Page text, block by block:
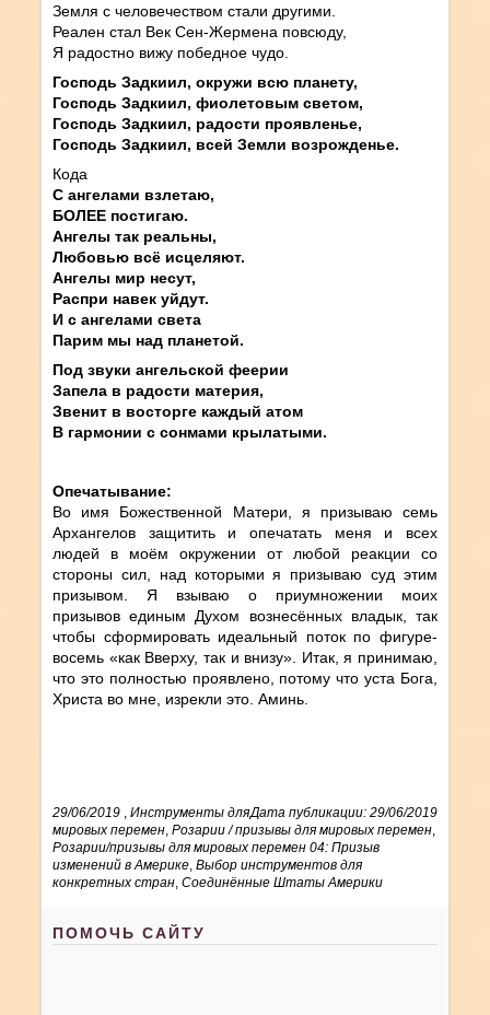
Земля с человечеством стали другими.
Реален стал Век Сен-Жермена повсюду,
Я радостно вижу победное чудо.
Господь Задкиил, окружи всю планету,
Господь Задкиил, фиолетовым светом,
Господь Задкиил, радости проявленье,
Господь Задкиил, всей Земли возрожденье.
Кода
С ангелами взлетаю,
БОЛЕЕ постигаю.
Ангелы так реальны,
Любовью всё исцеляют.
Ангелы мир несут,
Распри навек уйдут.
И с ангелами света
Парим мы над планетой.
Под звуки ангельской феерии
Запела в радости материя,
Звенит в восторге каждый атом
В гармонии с сонмами крылатыми.
Опечатывание:
Во имя Божественной Матери, я призываю семь
Архангелов защитить и опечатать меня и всех
людей в моём окружении от любой реакции со
стороны сил, над которыми я призываю суд этим
призывом. Я взываю о приумножении моих
призывов единым Духом вознесённых владык, так
чтобы сформировать идеальный поток по фигуре-
восемь «как Вверху, так и внизу». Итак, я принимаю,
что это полностью проявлено, потому что уста Бога,
Христа во мне, изрекли это. Аминь.
29/06/2019 Дата публикации: 29/06/2019
,Инструменты для
мировых перемен ,Розарии / призывы для мировых перемен
Розарии/призывы для мировых перемен 04: Призыв
изменений в Америке ,Выбор инструментов для
конкретных стран ,Соединённые Штаты Америки
ПОМОЧЬ САЙТУ